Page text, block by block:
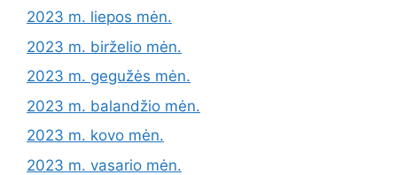
2023 m. liepos mėn.
2023 m. birželio mėn.
2023 m. gegužės mėn.
2023 m. balandžio mėn.
2023 m. kovo mėn.
2023 m. vasario mėn.